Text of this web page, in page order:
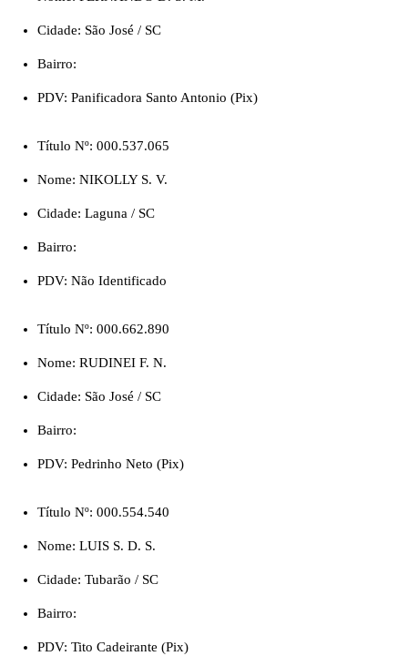
Cidade: São José / SC
Bairro:
PDV: Panificadora Santo Antonio (Pix)
Título Nº: 000.537.065
Nome: NIKOLLY S. V.
Cidade: Laguna / SC
Bairro:
PDV: Não Identificado
Título Nº: 000.662.890
Nome: RUDINEI F. N.
Cidade: São José / SC
Bairro:
PDV: Pedrinho Neto (Pix)
Título Nº: 000.554.540
Nome: LUIS S. D. S.
Cidade: Tubarão / SC
Bairro:
PDV: Tito Cadeirante (Pix)